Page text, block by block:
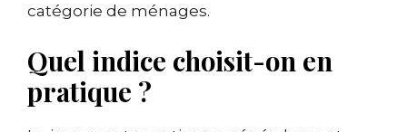
catégorie de ménages.
Quel indice choisit-on en
pratique ?